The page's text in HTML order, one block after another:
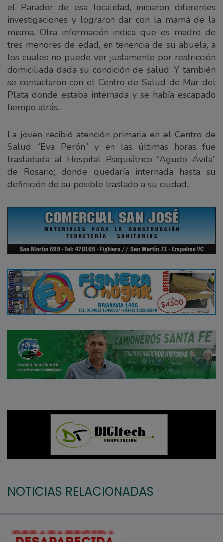
el Parador de esa localidad, iniciaron diferentes
investigaciones y lograron dar con la mamá de la
misma. Otra información indica que es madre de
tres menores de edad, en tenencia de su abuela, a
los cuales no puede ver justamente por restricción
domiciliada dada su condición de salud. Y también
se contactaron con el Centro de Salud de Mar del
Plata donde estaba internada y se había escapado
tiempo atrás.
La joven recibió atención primaria en el Centro de
Salud “Eva Perón” y en las últimas horas fue
trasladada al Hospital Psiquiátrico “Agudo Ávila”
de Rosario; donde quedaría internada hasta su
definición de su posible traslado a su ciudad.
NOTICIAS RELACIONADAS